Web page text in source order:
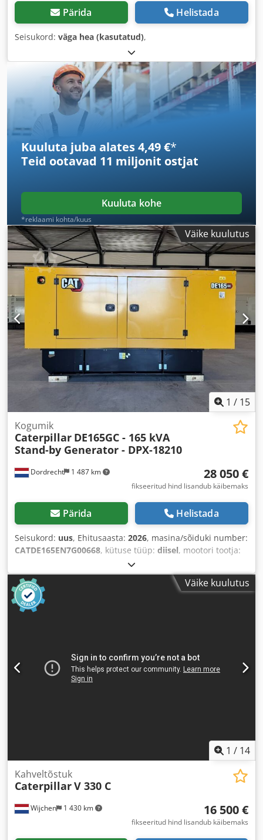
Pärida Helistada
Seisukord: väga hea (kasutatud),
Kuuluta juba alates 4,49 €*
Teid ootavad 11 miljonit ostjat
Kuuluta kohe
*reklaami kohta/kuus
Väike kuulutus
1 / 15
Dordrecht 1 487 km
Kogumik
Caterpillar DE165GC - 165 kVA
Stand-by Generator - DPX-18210
28 050 €
fikseeritud hind lisandub käibemaks
Pärida Helistada
Seisukord: uus, Ehitusaasta: 2026, masina/sõiduki number:
CATDE165EN7G00668, kütuse tüüp: diisel, mootori tootja:
Väike kuulutus
1 / 14
Wijchen 1 430 km
Kahveltõstuk
CaterpillarV 330 C
16 500 €
fikseeritud hind lisandub käibemaks